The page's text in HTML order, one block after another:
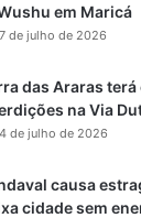
em Maricá
de julho de 2026
das Araras
na Via
de julho de 2026
causa
cidade sem